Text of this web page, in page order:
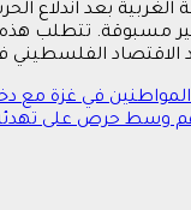
بعد اندلاع
تتطلب هذه
في غزة مع
وسط حرص على تهدئة